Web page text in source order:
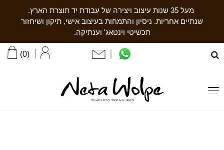
מעל 35 שנות עיצוב ויצירה של עבודת יד תוצרת הארץ.
שנתיים אחריות. ניסיון והתמחות בעיצוב אישי, תיקון ושיחזור
תכשיטי וינטאג' וענתיקה.
0